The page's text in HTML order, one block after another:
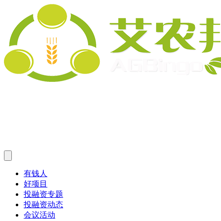
有钱人
好项目
投融资专题
投融资动态
会议活动